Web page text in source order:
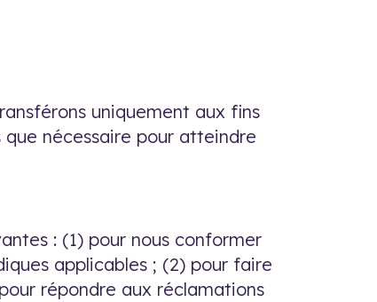
uniquement aux fins
nécessaire pour atteindre
: (1) pour nous conformer
applicables ; (2) pour faire
répondre aux réclamations